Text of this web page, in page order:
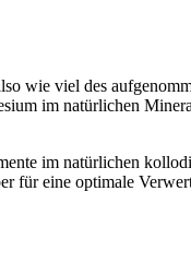
wie viel des
im natürlichen
im natürlichen
für eine optimale